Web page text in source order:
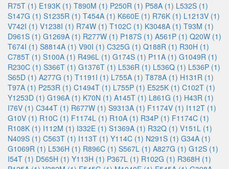
R75T (1) E193K (1) T890M (1) P250R (1) P58A (1) L532S (1)
S147G (1) S1235R (1) T454A (1) K660E (1) R76K (1) L1213V (1)
V742I (1) V1238I (1) R74W (1) T102C (1) K3048A (1) T93M (1)
D961S (1) G1269A (1) R277W (1) P187S (1) A561P (1) Q20W (1)
T674I (1) S8814A (1) V90I (1) C325G (1) Q188R (1) R30H (1)
C785T (1) S100A (1) R496L (1) G174S (1) P11A (1) G1049R (1)
R230C (1) S366T (1) G1376T (1) L536R (1) L536Q (1) L536P (1)
S65D (1) A277G (1) T1191I (1) L755A (1) T878A (1) H131R (1)
T97A (1) P253R (1) C1494T (1) L755P (1) E525K (1) C102T (1)
Y1253D (1) G196A (1) K70N (1) A145T (1) L861G (1) H43R (1)
I76V (1) C344T (1) R677W (1) S9313A (1) F1174V (1) I112T (1)
G10V (1) R10C (1) F1174L (1) R10A (1) R34P (1) F1174C (1)
R108K (1) I112M (1) I332E (1) S1369A (1) R32Q (1) V151L (1)
N409S (1) C563T (1) I113T (1) Y114C (1) N291S (1) G34A (1)
G1069R (1) L536H (1) R896C (1) S567L (1) A827G (1) G12S (1)
I54T (1) D565H (1) Y113H (1) P367L (1) R102G (1) R368H (1)